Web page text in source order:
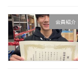
会員紹介